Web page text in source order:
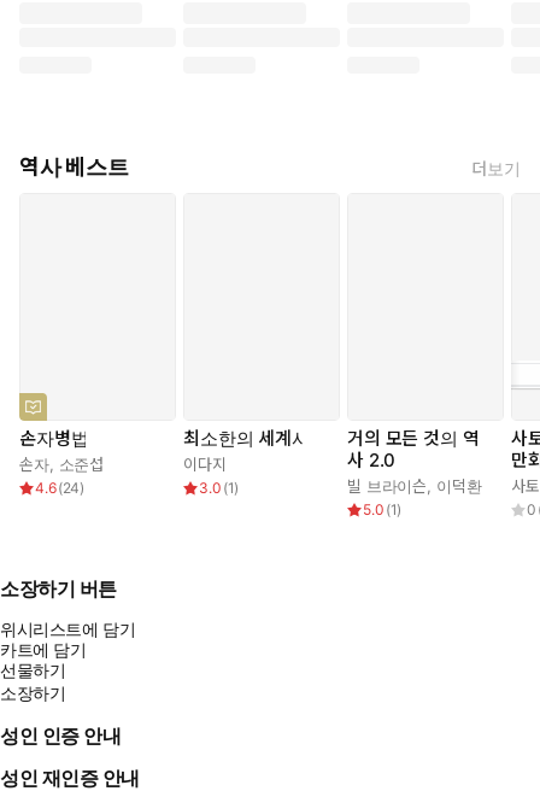
역사 베스트 더보기
손자병법
손자, 소준섭
4.6(24)
최소한의 세계사
이다지
3.0 (1)
거의 모든 것의 역
사 2.0
빌 브라이슨 이덕환
5.0 (1)
사
만
세
사
0
소장하기 버튼
위시리스트에 담기
카트에 담기
선물하기
소장하기
성인 인증 안내
성인 재인증 안내